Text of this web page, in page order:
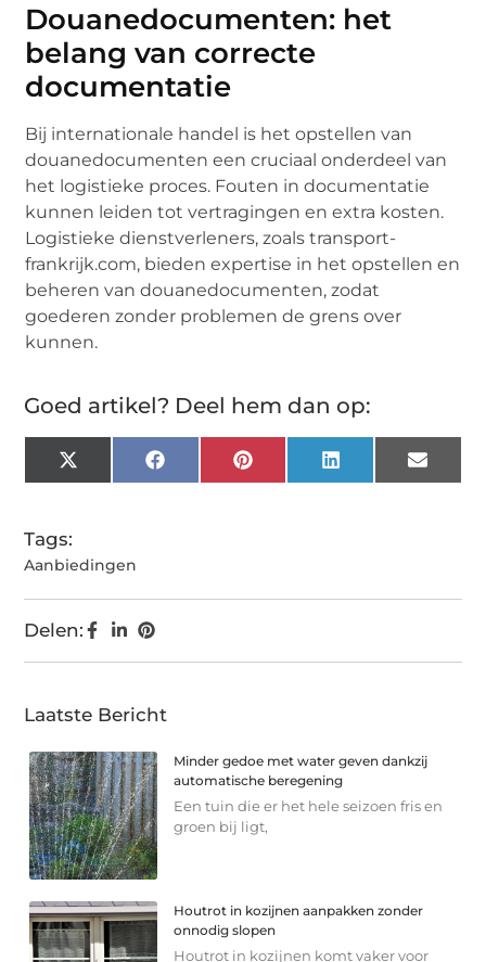
Douanedocumenten: het
belang van correcte
documentatie
Bij internationale handel is het opstellen van
douanedocumenten een cruciaal onderdeel van
het logistieke proces. Fouten in documentatie
kunnen leiden tot vertragingen en extra kosten.
Logistieke dienstverleners, zoals transport-
frankrijk.com, bieden expertise in het opstellen en
beheren van douanedocumenten, zodat
goederen zonder problemen de grens over
kunnen.
Goed artikel? Deel hem dan op:
X
(Twitter)
FacebookPinterest LinkedIn Email
Tags:
Aanbiedingen
Delen:
Laatste Bericht
Minder gedoe met water geven dankzij
automatische beregening
Een tuin die er het hele seizoen fris en
groen bij ligt,
Houtrot in kozijnen aanpakken zonder
onnodig slopen
Houtrot in kozijnen komt vaker voor